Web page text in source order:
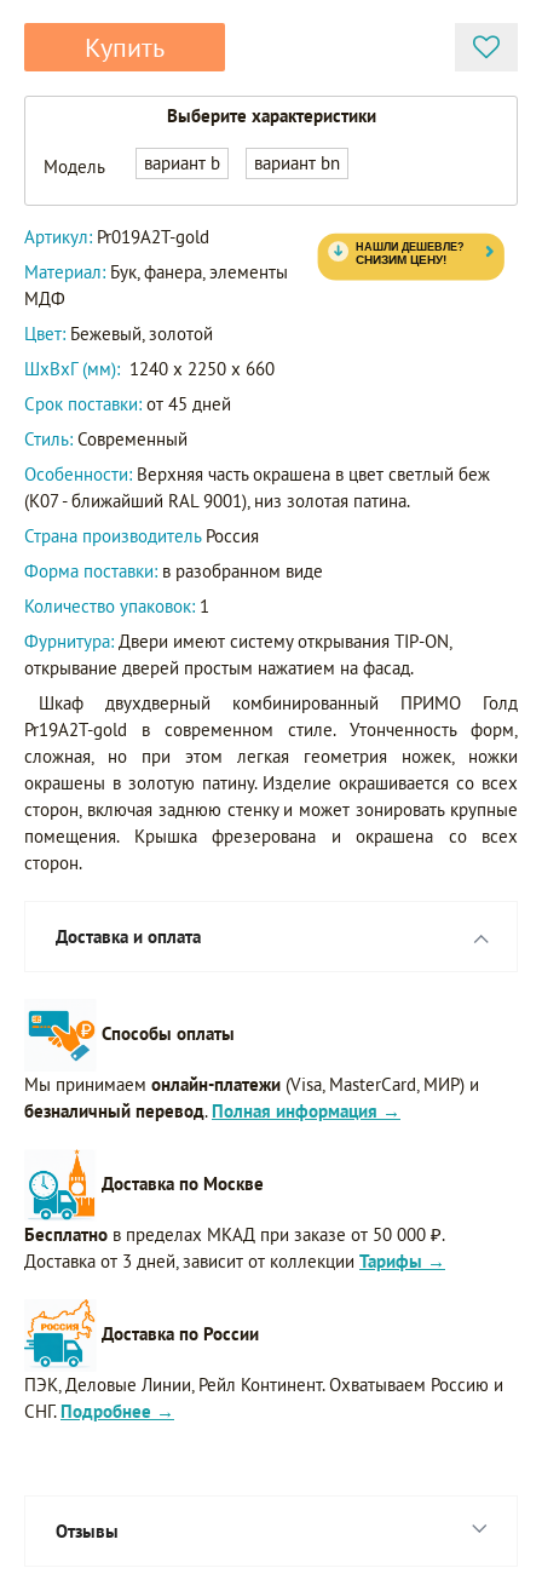
Купить
Выберите характеристики
Модель вариант b вариант bn
Артикул: Pr019A2T-gold
Материал: Бук, фанера, элементы
МДФ
Цвет: Бежевый, золотой
ШxВxГ (мм): 1240 x 2250 x 660
Срок поставки: от 45 дней
Стиль: Современный
Особенности: Верхняя часть окрашена в цвет светлый беж
(K07 - ближайший RAL 9001), низ золотая патина.
Страна производитель Россия
Форма поставки: в разобранном виде
Количество упаковок: 1
Фурнитура: Двери имеют систему открывания TIP-ON,
открывание дверей простым нажатием на фасад.
Шкаф двухдверный комбинированный ПРИМО Голд
Pr19A2T-gold в современном стиле. Утонченность форм,
сложная, но при этом легкая геометрия ножек, ножки
окрашены в золотую патину. Изделие окрашивается со всех
сторон, включая заднюю стенку и может зонировать крупные
помещения. Крышка фрезерована и окрашена со всех
сторон.
Доставка и оплата
Способы оплаты
Мы принимаем онлайн-платежи (Visa, MasterCard, МИР) и
безналичный перевод. Полная информация →
Доставка по Москве
Бесплатно в пределах МКАД при заказе от 50 000 ₽.
Доставка от 3 дней, зависит от коллекции Тарифы →
Доставка по России
ПЭК, Деловые Линии, Рейл Континент. Охватываем Россию и
СНГ. Подробнее →
Отзывы